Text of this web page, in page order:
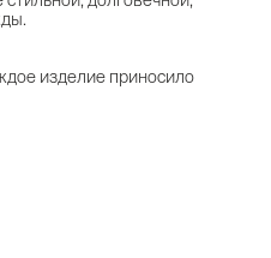
изделие приносило